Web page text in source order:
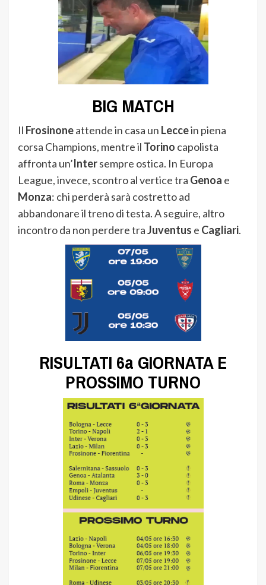
BIG MATCH
Il Frosinoneattende in casa un Leccein piena
corsa Champions, mentre il Torino capolista
affronta un’Intersempre ostica. In Europa
League, invece, scontro al vertice tra Genoa e
Monza: chi perderà sarà costretto ad
abbandonare il treno di testa. A seguire, altro
incontro da non perdere traJuventus e Cagliari.
RISULTATI 6a GIORNATA E
PROSSIMO TURNO